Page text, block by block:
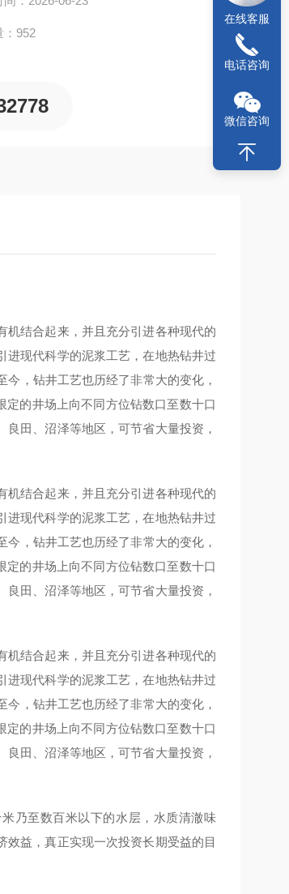
：952
机结合起来，并且充分引进各种现代的
进现代科学的泥浆工艺，在地热钻井过
，钻井工艺也历经了非常大的变化，
的井场上向不同方位钻数口至数十口
田、沼泽等地区，可节省大量投资，
机结合起来，并且充分引进各种现代的
进现代科学的泥浆工艺，在地热钻井过
，钻井工艺也历经了非常大的变化，
的井场上向不同方位钻数口至数十口
田、沼泽等地区，可节省大量投资，
机结合起来，并且充分引进各种现代的
进现代科学的泥浆工艺，在地热钻井过
，钻井工艺也历经了非常大的变化，
的井场上向不同方位钻数口至数十口
田、沼泽等地区，可节省大量投资，
乃至数百米以下的水层，水质清澈味
益，真正实现一次投资长期受益的目
在线客服
电话咨询
微信咨询